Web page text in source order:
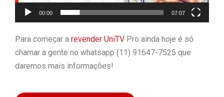
00:00 07:07
Para começar a revender UniTV Pro ainda hoje é só
chamar a gente no whatsapp (11) 91647-7525 que
daremos mais informações!